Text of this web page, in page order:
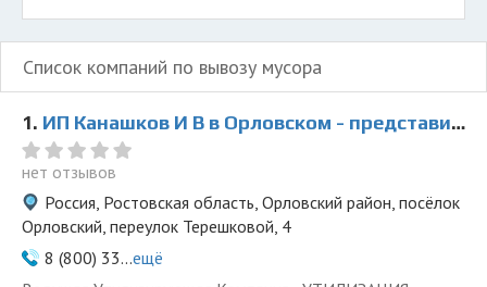
Список компаний по вывозу мусора
1. ИП Канашков И В в Орловском - представитель ООО Ведущая Утилизирующая Компания
нет отзывов
Россия, Ростовская область, Орловский район, посёлок
Орловский, переулок Терешковой, 4
8 (800) 33...ещё